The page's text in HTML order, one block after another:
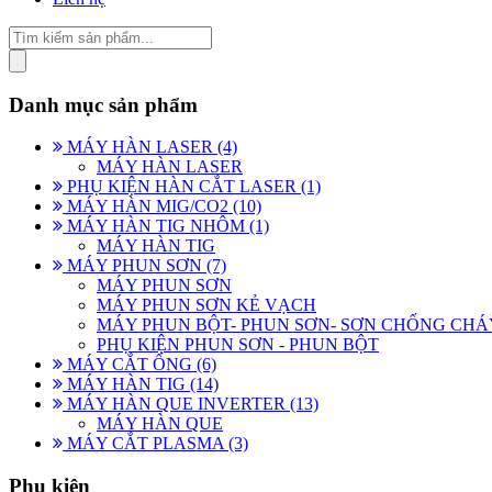
Danh mục sản phẩm
MÁY HÀN LASER (4)
MÁY HÀN LASER
PHỤ KIỆN HÀN CẮT LASER (1)
MÁY HÀN MIG/CO2 (10)
MÁY HÀN TIG NHÔM (1)
MÁY HÀN TIG
MÁY PHUN SƠN (7)
MÁY PHUN SƠN
MÁY PHUN SƠN KẺ VẠCH
MÁY PHUN BỘT- PHUN SƠN- SƠN CHỐNG
PHỤ KIỆN PHUN SƠN - PHUN BỘT
MÁY CẮT ỐNG (6)
MÁY HÀN TIG (14)
MÁY HÀN QUE INVERTER (13)
MÁY HÀN QUE
MÁY CẮT PLASMA (3)
Phụ kiện